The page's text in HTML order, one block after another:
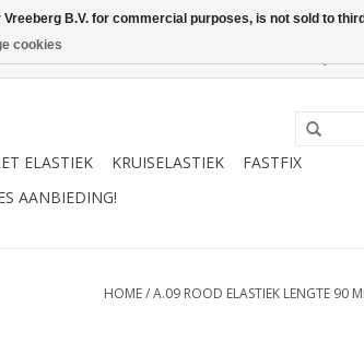
ELASTIEK KRUISELASTIEK
FASTFIX
AANBIEDING!
HOME/A.09 ROOD ELASTIEK LENGTE 90
B.V. for commercial purposes, is not sold to
cookies